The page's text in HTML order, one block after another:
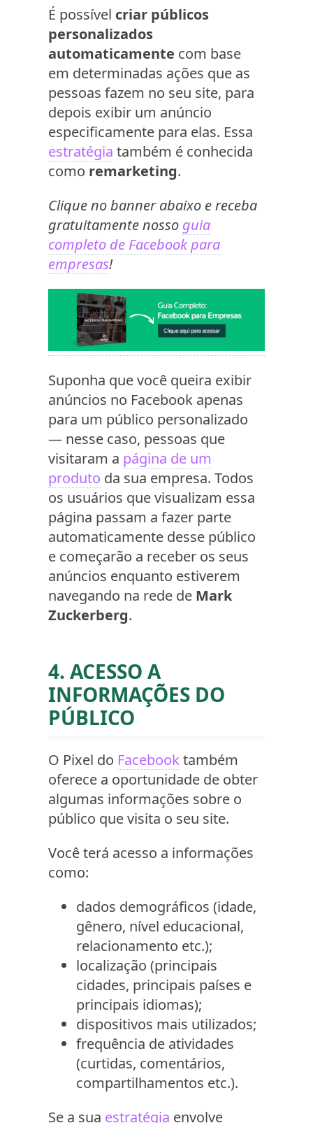
É possível criar públicos
personalizados
automaticamente com base
em determinadas ações que as
pessoas fazem no seu site, para
depois exibir um anúncio
especificamente para elas. Essa
estratégia também é conhecida
como remarketing.
Clique no banner abaixo e receba
gratuitamente nosso guia
completo de Facebook para
empresas!
Suponha que você queira exibir
anúncios no Facebook apenas
para um público personalizado
— nesse caso, pessoas que
visitaram a página de um
produto da sua empresa. Todos
os usuários que visualizam essa
página passam a fazer parte
automaticamente desse público
e começarão a receber os seus
anúncios enquanto estiverem
navegando na rede de Mark
Zuckerberg.
4. ACESSO A
INFORMAÇÕES DO
PÚBLICO
O Pixel do Facebooktambém
oferece a oportunidade de obter
algumas informações sobre o
público que visita o seu site.
Você terá acesso a informações
como:
dados demográficos (idade,
gênero, nível educacional,
relacionamento etc.);
localização (principais
cidades, principais países e
principais idiomas);
dispositivos mais utilizados;
frequência de atividades
(curtidas, comentários,
compartilhamentos etc.).
Se a sua estratégia envolve